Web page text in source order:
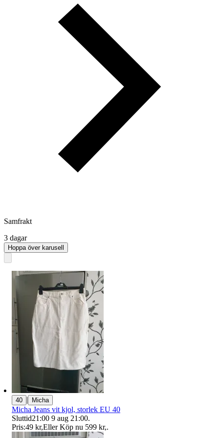
Samfrakt
3 dagar
Hoppa över karusell
40 | Micha
Micha Jeans vit kjol, storlek EU 40
Sluttid21:00 9 aug 21:00.
Pris:49 kr,Eller Köp nu 599 kr,.